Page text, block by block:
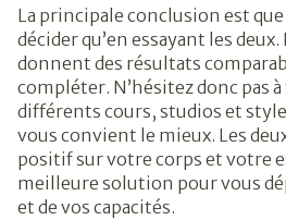
La principale conclusion est
décider qu’en essayant les
donnent des résultats
compléter. N’hésitez donc pas
différents cours, studios et
vous convient le mieux. Les
positif sur votre corps et votre
meilleure solution pour vous
et de vos capacités.